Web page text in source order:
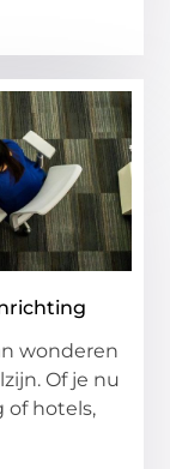
wonderen
Of je nu
of hotels,